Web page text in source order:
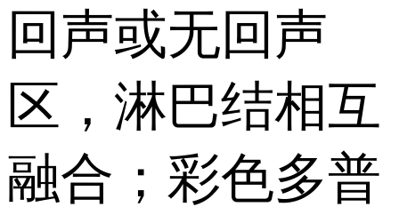
回声或无回声
区，淋巴结相互
融合；彩色多普